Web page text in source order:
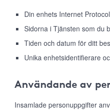
Din enhets Internet
Sidorna i Tjänsten som du
Tiden och datum för ditt
Unika enhetsidentifierare
Användande av
Insamlade personuppgifter